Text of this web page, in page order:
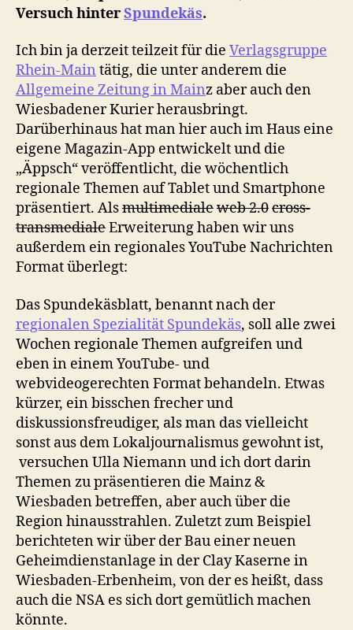
Versuch hinterSpundekäs.
Ich bin ja derzeit teilzeit für die Verlagsgruppe
Rhein-Main tätig, die unter anderem die
Allgemeine Zeitung in Mainz aber auch den
Wiesbadener Kurier herausbringt.
Darüberhinaus hat man hier auch im Haus eine
eigene Magazin-App entwickelt und die
„Äppsch“ veröffentlicht, die wöchentlich
regionale Themen auf Tablet und Smartphone
präsentiert. Alsmultimedialeweb 2.0cross-
transmedialeErweiterung haben wir uns
außerdem ein regionales YouTube Nachrichten
Format überlegt:
Das Spundekäsblatt, benannt nach der
regionalen Spezialität Spundekäs, soll alle zwei
Wochen regionale Themen aufgreifen und
eben in einem YouTube- und
webvideogerechten Format behandeln. Etwas
kürzer, ein bisschen frecher und
diskussionsfreudiger, als man das vielleicht
sonst aus dem Lokaljournalismus gewohnt ist,
versuchen Ulla Niemann und ich dort darin
Themen zu präsentieren die Mainz &
Wiesbaden betreffen, aber auch über die
Region hinausstrahlen. Zuletzt zum Beispiel
berichteten wir über der Bau einer neuen
Geheimdienstanlage in der Clay Kaserne in
Wiesbaden-Erbenheim, von der es heißt, dass
auch die NSA es sich dort gemütlich machen
könnte.